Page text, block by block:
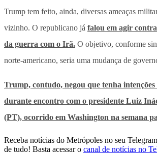
Trump tem feito, ainda, diversas ameaças
vizinho. O republicano já falou em agir
da guerra com o Irã. O objetivo, conforme
norte-americano, seria uma mudança de
Trump, contudo, negou que tenha
durante encontro com o presidente Luiz
(PT), ocorrido em Washington na semana
Receba notícias do Metrópoles no seu
de tudo! Basta acessar o canal de notícias no